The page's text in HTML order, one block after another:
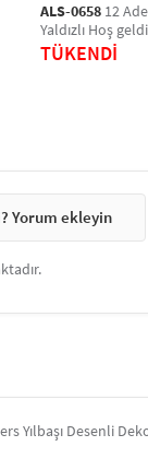
ALS-0658 12
Yaldızlı Hoş geldin Ya
Ramazan, Dekor
Sunum Peçetesi
TÜKENDİ
Yorum ekleyin
Yılbaşı Desenli